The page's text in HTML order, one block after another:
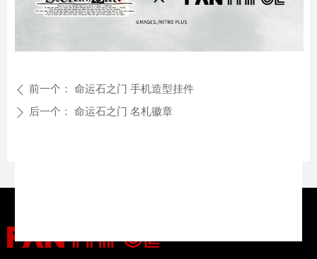
ꄴ 前一个： 命运石之门 手机造型挂件
ꄲ 后一个： 命运石之门 名札徽章